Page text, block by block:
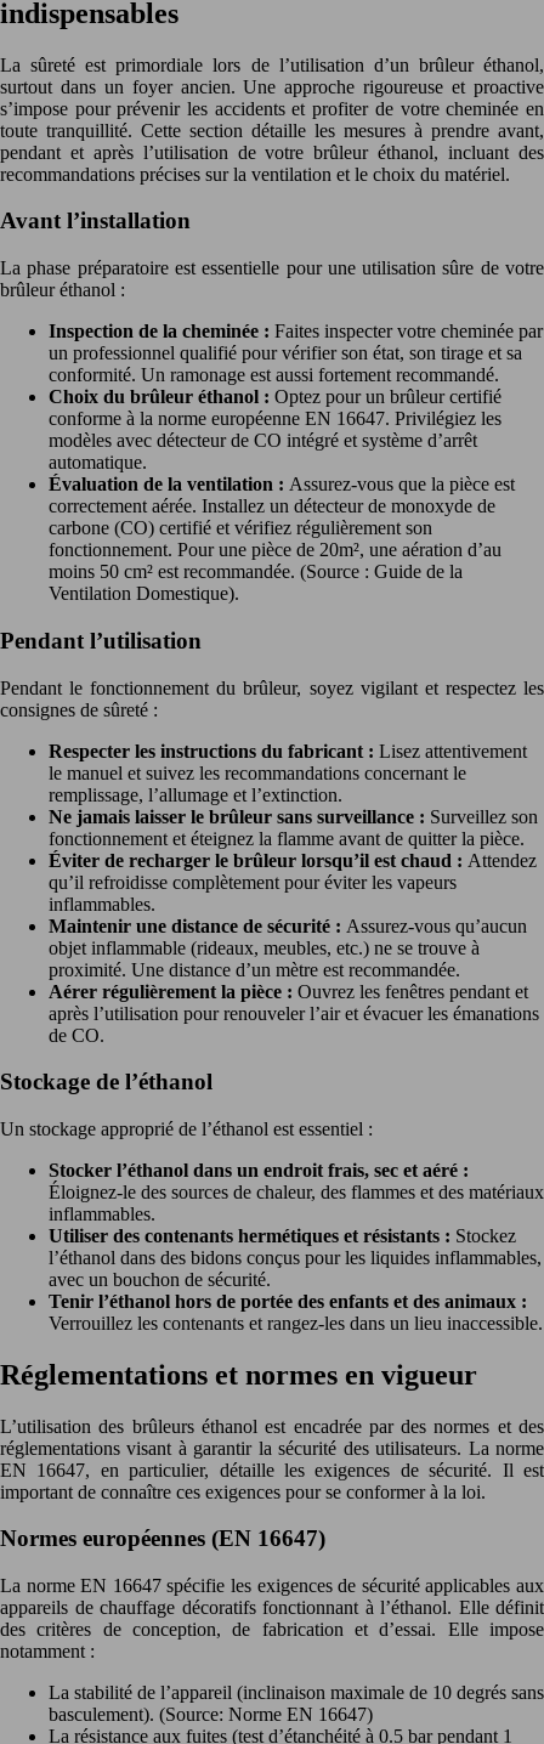
indispensables
La sûreté est primordiale lors de l’utilisation d’un brûleur éthanol,
surtout dans un foyer ancien. Une approche rigoureuse et proactive
s’impose pour prévenir les accidents et profiter de votre cheminée en
toute tranquillité. Cette section détaille les mesures à prendre avant,
pendant et après l’utilisation de votre brûleur éthanol, incluant des
recommandations précises sur la ventilation et le choix du matériel.
Avant l’installation
La phase préparatoire est essentielle pour une utilisation sûre de votre
brûleur éthanol :
Inspection de la cheminée : Faites inspecter votre cheminée par
un professionnel qualifié pour vérifier son état, son tirage et sa
conformité. Un ramonage est aussi fortement recommandé.
Choix du brûleur éthanol : Optez pour un brûleur certifié
conforme à la norme européenne EN 16647. Privilégiez les
modèles avec détecteur de CO intégré et système d’arrêt
automatique.
Évaluation de la ventilation : Assurez-vous que la pièce est
correctement aérée. Installez un détecteur de monoxyde de
carbone (CO) certifié et vérifiez régulièrement son
fonctionnement. Pour une pièce de 20m², une aération d’au
moins 50 cm² est recommandée. (Source : Guide de la
Ventilation Domestique).
Pendant l’utilisation
Pendant le fonctionnement du brûleur, soyez vigilant et respectez les
consignes de sûreté :
Respecter les instructions du fabricant : Lisez attentivement
le manuel et suivez les recommandations concernant le
remplissage, l’allumage et l’extinction.
Ne jamais laisser le brûleur sans surveillance : Surveillez son
fonctionnement et éteignez la flamme avant de quitter la pièce.
Éviter de recharger le brûleur lorsqu’il est chaud : Attendez
qu’il refroidisse complètement pour éviter les vapeurs
inflammables.
Maintenir une distance de sécurité : Assurez-vous qu’aucun
objet inflammable (rideaux, meubles, etc.) ne se trouve à
proximité. Une distance d’un mètre est recommandée.
Aérer régulièrement la pièce : Ouvrez les fenêtres pendant et
après l’utilisation pour renouveler l’air et évacuer les émanations
de CO.
Stockage de l’éthanol
Un stockage approprié de l’éthanol est essentiel :
Stocker l’éthanol dans un endroit frais, sec et aéré :
Éloignez-le des sources de chaleur, des flammes et des matériaux
inflammables.
Utiliser des contenants hermétiques et résistants : Stockez
l’éthanol dans des bidons conçus pour les liquides inflammables,
avec un bouchon de sécurité.
Tenir l’éthanol hors de portée des enfants et des animaux :
Verrouillez les contenants et rangez-les dans un lieu inaccessible.
Réglementations et normes en vigueur
L’utilisation des brûleurs éthanol est encadrée par des normes et des
réglementations visant à garantir la sécurité des utilisateurs. La norme
EN 16647, en particulier, détaille les exigences de sécurité. Il est
important de connaître ces exigences pour se conformer à la loi.
Normes européennes (EN 16647)
La norme EN 16647 spécifie les exigences de sécurité applicables aux
appareils de chauffage décoratifs fonctionnant à l’éthanol. Elle définit
des critères de conception, de fabrication et d’essai. Elle impose
notamment :
La stabilité de l’appareil (inclinaison maximale de 10 degrés sans
basculement). (Source: Norme EN 16647)
La résistance aux fuites (test d’étanchéité à 0.5 bar pendant 1